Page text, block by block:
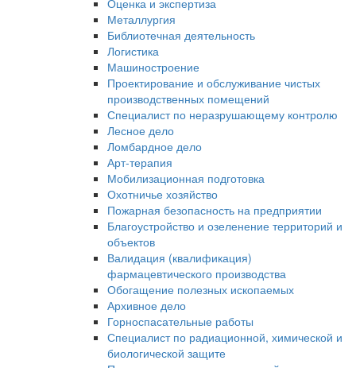
Металлургия
Библиотечная деятельность
Логистика
Машиностроение
Проектирование и обслуживание чистых
производственных помещений
Специалист по неразрушающему контролю
Лесное дело
Ломбардное дело
Арт-терапия
Мобилизационная подготовка
Охотничье хозяйство
Пожарная безопасность на предприятии
Благоустройство и озеленение территорий и
объектов
Валидация (квалификация)
фармацевтического производства
Обогащение полезных ископаемых
Архивное дело
Горноспасательные работы
Специалист по радиационной, химической и
биологической защите